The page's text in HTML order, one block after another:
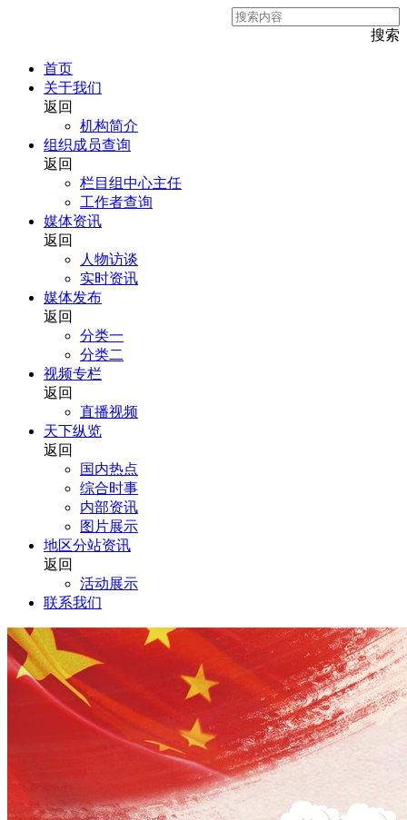
搜索
首页
关于我们
返回
机构简介
组织成员查询
返回
栏目组中心主任
工作者查询
媒体资讯
返回
人物访谈
实时资讯
媒体发布
返回
分类一
分类二
视频专栏
返回
直播视频
天下纵览
返回
国内热点
综合时事
内部资讯
图片展示
地区分站资讯
返回
活动展示
联系我们